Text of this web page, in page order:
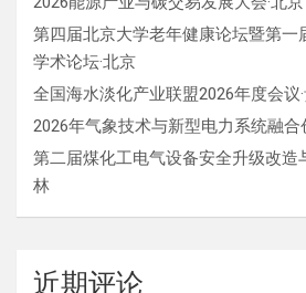
第四届北京大学老年健康论坛暨第一
学术论坛·北京
全国海水淡化产业联盟2026年度会议
2026年气象技术与新型电力系统融合
第二届煤化工电气设备安全升级改造
林
近期评论